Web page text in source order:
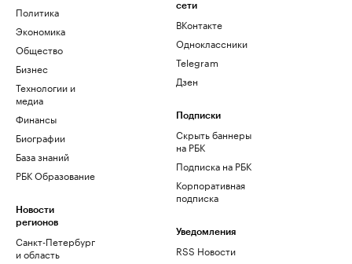
Политика
Экономика
Общество
Бизнес
Технологии и
медиа
Финансы
Биографии
База знаний
РБК Образование
Новости
регионов
Санкт-Петербург
и область
сети
ВКонтакте
Одноклассники
Telegram
Дзен
Подписки
Скрыть баннеры
на РБК
Подписка на РБК
Корпоративная
подписка
Уведомления
RSS Новости